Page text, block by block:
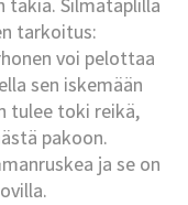
takia. Silmätäplillä
tarkoitus:
voi pelottaa
sen iskemään
tulee toki reikä,
pakoon.
ja se on